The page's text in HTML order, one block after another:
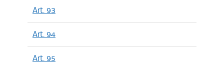
Art. 93
Art. 94
Art. 95